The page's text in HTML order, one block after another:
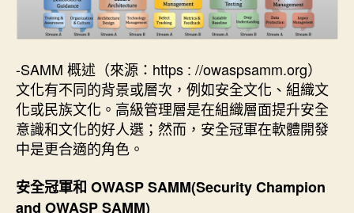
-SAMM 概述（來源：https : //owaspsamm.org）
文化有不同的背景或層次，例如安全文化、組織文
化或民族文化。高級管理層是在組織層面提升安全
意識和文化的好人選；然而，安全冠軍在軟體開發
中是更合適的角色。
安全冠軍和 OWASP SAMM(Security Champion
and OWASP SAMM)